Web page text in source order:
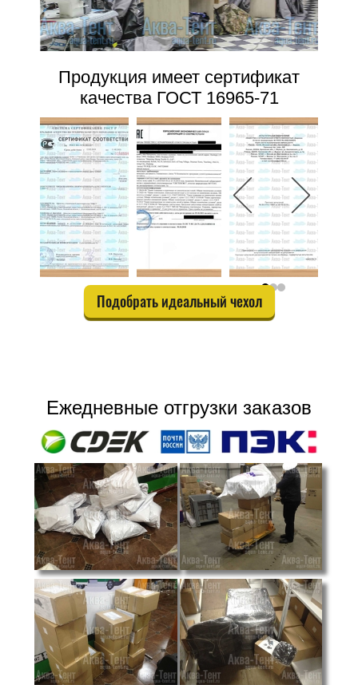
Продукция имеет сертификат
качества ГОСТ 16965-71
Подобрать идеальный чехол
Ежедневные отгрузки заказов